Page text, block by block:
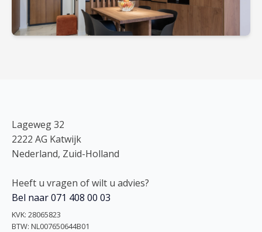
Lageweg 32
2222 AG Katwijk
Nederland, Zuid-Holland
Heeft u vragen of wilt u advies?
Bel naar 071 408 00 03
KVK: 28065823
BTW: NL007650644B01